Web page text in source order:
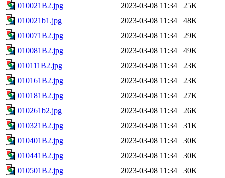
010021B2.jpg
2023-03-08 11:34
25K
010021b1.jpg
2023-03-08 11:34
48K
010071B2.jpg
2023-03-08 11:34
29K
010081B2.jpg
2023-03-08 11:34
49K
010111B2.jpg
2023-03-08 11:34
23K
010161B2.jpg
2023-03-08 11:34
23K
010181B2.jpg
2023-03-08 11:34
27K
010261b2.jpg
2023-03-08 11:34
26K
010321B2.jpg
2023-03-08 11:34
31K
010401B2.jpg
2023-03-08 11:34
30K
010441B2.jpg
2023-03-08 11:34
30K
010501B2.jpg
2023-03-08 11:34
30K